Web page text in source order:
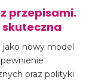
przepisami.
skuteczna
jako nowy model
oraz polityki